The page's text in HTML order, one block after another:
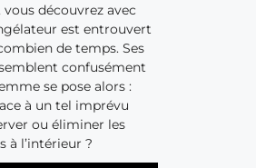
découvrez avec
est entrouvert
de temps. Ses
confusément
se pose alors :
à un tel imprévu
ou éliminer les
à l’intérieur ?